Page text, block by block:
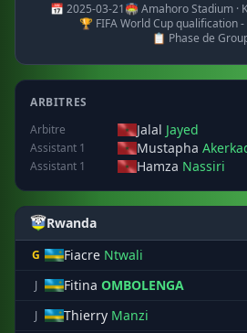
📅 2025-03-21🏟️ Amahoro Stadium ·
🏆 FIFA World Cup qualification -
📋 Phase de
ARBITRES
Arbitre
Jalal Jayed
Assistant 1 Mustapha
Assistant 1 Hamza Nassiri
Rwanda
G Fiacre Ntwali
J Fitina OMBOLENGA
J Thierry Manzi